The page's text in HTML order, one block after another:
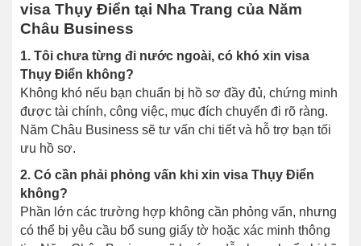
visa Thụy Điển tại Nha Trang của Năm
Châu Business
1. Tôi chưa từng đi nước ngoài, có khó xin visa
Thụy Điển không?
Không khó nếu bạn chuẩn bị hồ sơ đầy đủ, chứng minh
được tài chính, công việc, mục đích chuyến đi rõ ràng.
Năm Châu Business sẽ tư vấn chi tiết và hỗ trợ bạn tối
ưu hồ sơ.
2. Có cần phải phỏng vấn khi xin visa Thụy Điển
không?
Phần lớn các trường hợp không cần phỏng vấn, nhưng
có thể bị yêu cầu bổ sung giấy tờ hoặc xác minh thông